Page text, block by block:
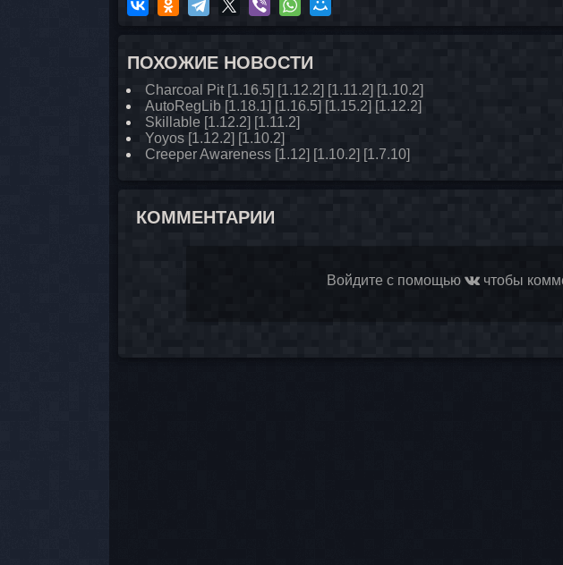
ПОХОЖИЕ НОВОСТИ
Charcoal Pit [1.16.5] [1.12.2] [1.11.2] [1.10.2]
AutoRegLib [1.18.1] [1.16.5] [1.15.2] [1.12.2]
Skillable [1.12.2] [1.11.2]
Yoyos [1.12.2] [1.10.2]
Creeper Awareness [1.12] [1.10.2] [1.7.10]
КОММЕНТАРИИ
Войдите с помощью чтобы